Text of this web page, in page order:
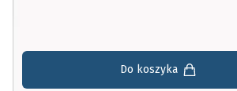
Do koszyka